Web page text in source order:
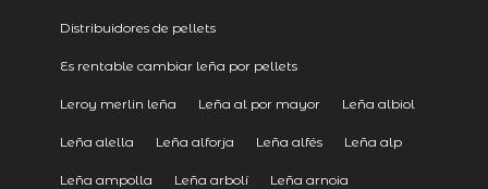
Distribuidores de pellets
Es rentable cambiar leña por pellets
Leroy merlin leña Leña al por mayor Leña albiol
Leña alella Leña alforja Leña alfés Leña alp
Leña ampolla Leña arbolí Leña arnoia